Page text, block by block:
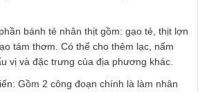
bánh tẻ nhân thịt gồm: gạo tẻ, thịt lợn
tám thơm. Có thể cho thêm lạc, nấm
vị và đặc trưng của địa phương khác.
Gồm 2 công đoạn chính là làm nhân